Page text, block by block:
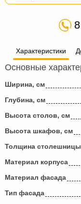
Характеристики
Основные
Ширина, см
Глубина, см
Высота столов, см
Высота шкафов, см
Толщина
Материал корпуса
Материал фасада
Тип фасада